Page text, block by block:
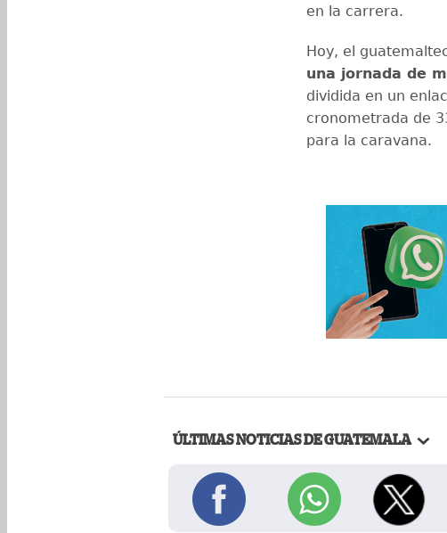
en la carrera.
Hoy, el
una jornada de
dividida en un
cronometrada de
para la caravana.
ÚLTIMAS NOTICIAS DE GUATEMALA